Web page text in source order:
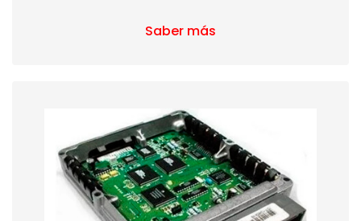
Saber más